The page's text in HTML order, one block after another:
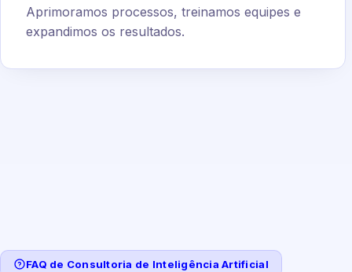
Aprimoramos processos, treinamos equipes e
expandimos os resultados.
FAQ de Consultoria de Inteligência Artificial